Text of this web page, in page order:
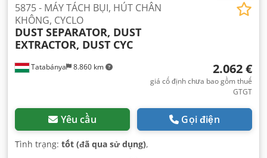
Tatabánya 8.860 km
5875 - MÁY TÁCH BỤI, HÚT CHÂN
KHÔNG, CYCLO
DUST SEPARATOR, DUST
EXTRACTOR, DUST CYC
2.062 €
giá cố định chưa bao gồm thuế
GTGT
Yêu cầu Gọi điện
Tình trạng: tốt (đã qua sử dụng),